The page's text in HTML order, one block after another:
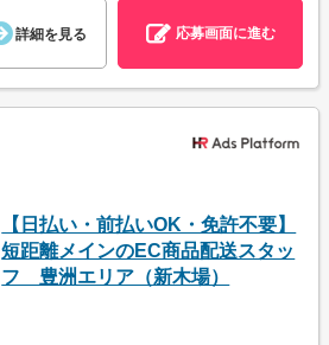
詳細を見る 応募画面に進む
【日払い・前払いOK・免許不要】
短距離メインのEC商品配送スタッ
フ 豊洲エリア（新木場）